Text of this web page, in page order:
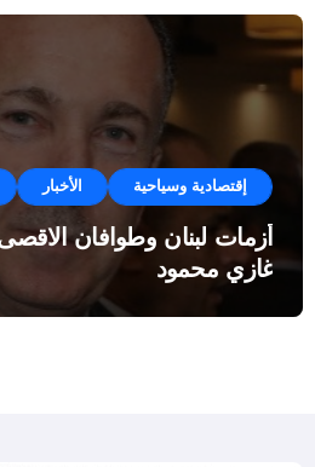
إقتصادية وسياحية الأخبار
أزمات لبنان وطوافان الاقصى
غازي محمود